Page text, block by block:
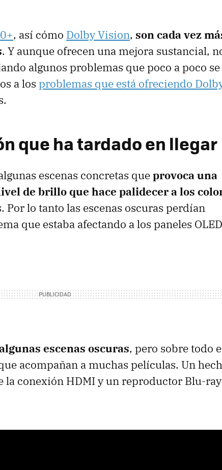
, así cómo Dolby Vision, son cada vez
. Y aunque ofrecen una mejora sustancial,
algunos problemas que poco a poco
a los problemas que está ofreciendo
que ha tardado en llegar
escenas concretas queprovoca una
de brillo que hace palidecer a los
Por lo tanto las escenas oscuras perdían
que estaba afectando a los paneles
escenas oscuras, pero sobre todo
acompañan a muchas películas. Un
la conexión HDMI y un reproductor Blu-ray